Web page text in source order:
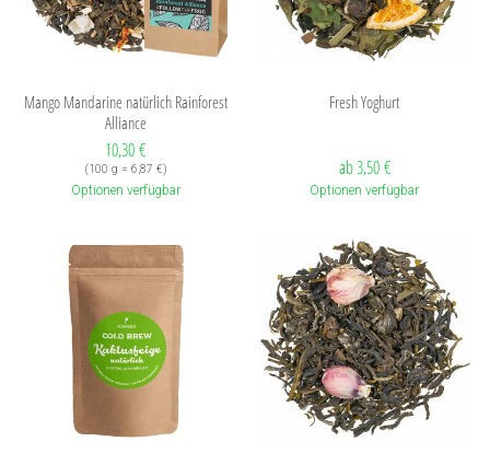
Mango Mandarine natürlich Rainforest
Alliance
Verkaufspreis: 10,30 €
10,30 €
Preis pro (100 g = 6,87 €)
(100 g = 6,87 €)
Optionen verfügbar
Fresh Yoghurt
ab 3,50 €
Optionen verfügbar